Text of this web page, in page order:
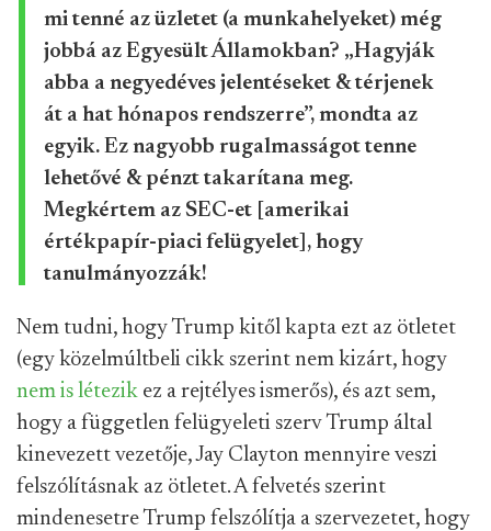
mi tenné az üzletet (a munkahelyeket) még
jobbá az Egyesült Államokban? „Hagyják
abba a negyedéves jelentéseket & térjenek
át a hat hónapos rendszerre”, mondta az
egyik. Ez nagyobb rugalmasságot tenne
lehetővé & pénzt takarítana meg.
Megkértem az SEC-et [amerikai
értékpapír-piaci felügyelet], hogy
tanulmányozzák!
Nem tudni, hogy Trump kitől kapta ezt az ötletet
(egy közelmúltbeli cikk szerint nem kizárt, hogy
nem is létezik ez a rejtélyes ismerős), és azt sem,
hogy a független felügyeleti szerv Trump által
kinevezett vezetője, Jay Clayton mennyire veszi
felszólításnak az ötletet. A felvetés szerint
mindenesetre Trump felszólítja a szervezetet, hogy